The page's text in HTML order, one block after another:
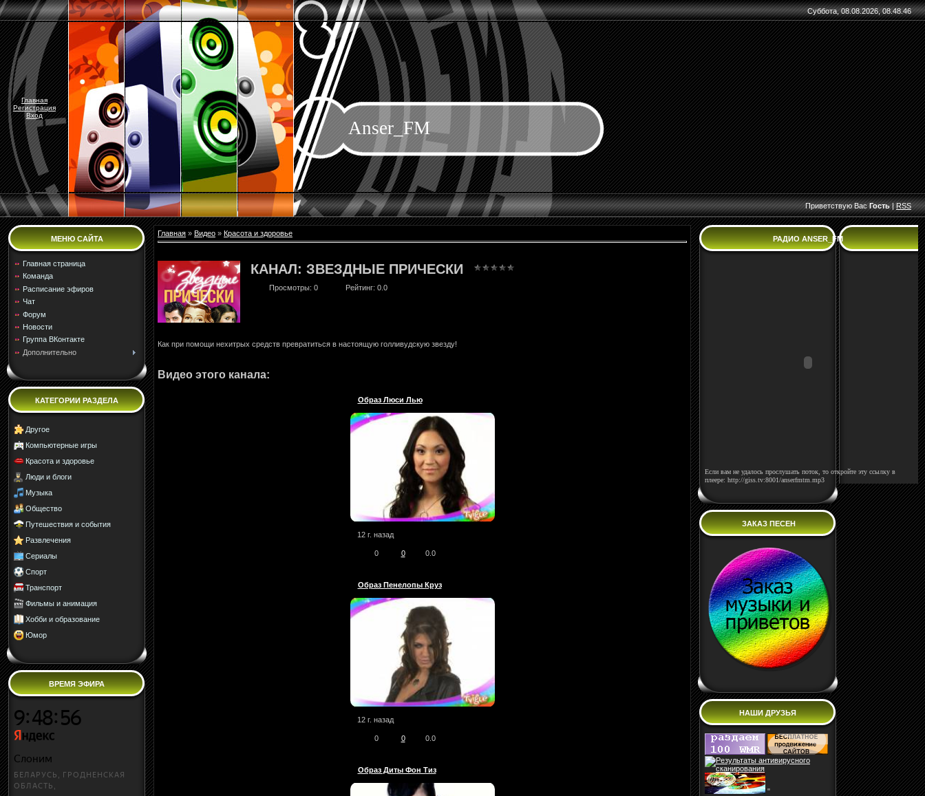
Суббота, 08.08.2026, 08.48.46
Главная
Регистрация
Вход
Anser_FM
Приветствую Вас Гость|RSS
МЕНЮ САЙТА
Главная страница
Команда
Расписание эфиров
Чат
Форум
Новости
Группа ВКонтакте
Дополнительно
КАТЕГОРИИ РАЗДЕЛА
Другое
Компьютерные игры
Красота и здоровье
Люди и блоги
Музыка
Общество
Путешествия и события
Развлечения
Сериалы
Спорт
Транспорт
Фильмы и анимация
Хобби и образование
Юмор
ВРЕМЯ ЭФИРА
Главная » Видео » Красота и здоровье
КАНАЛ: ЗВЕЗДНЫЕ ПРИЧЕСКИ
Просмотры: 0 Рейтинг: 0.0
Как при помощи нехитрых средств превратиться в настоящую голливудскую звезду!
Видео этого канала:
Образ Люси Лью
12 г. назад
0 0 0.0
Образ Пенелопы Круз
12 г. назад
0 0 0.0
Образ Диты Фон Тиз
РАДИО ANSER_FM
Если вам не удалось прослушать поток, то откройте эту ссылку в
плеере: http://giss.tv:8001/anserfmtm.mp3
ЗАКАЗ ПЕСЕН
НАШИ ДРУЗЬЯ
"